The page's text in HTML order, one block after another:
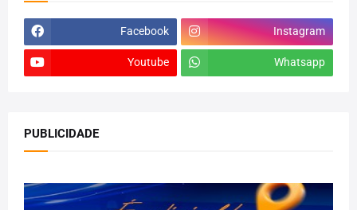
Facebook Instagram
Youtube Whatsapp
PUBLICIDADE